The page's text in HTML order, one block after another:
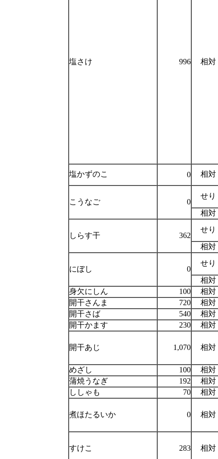
塩さけ 996 相対
塩かずのこ 0 相対
こうなご 0
せり
相対
しらす干 362
せり
相対
にぼし 0
せり
相対
身欠にしん
100
相対
開干さんま
720
相対
開干さば
540
相対
開干かます
230 相対
開干あじ 1,070 相対
めざし 100
相対
蒲焼うなぎ
192
相対
ししゃも
70 相対
煮ほたるいか 0 相対
すけこ 283 相対